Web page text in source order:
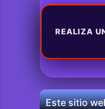
REALIZA
Este sitio